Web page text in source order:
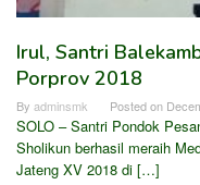
Irul, Santri
Porprov 2018
By adminsmk Posted on
SOLO – Santri Pondok
Sholikun berhasil meraih
Jateng XV 2018 di […]